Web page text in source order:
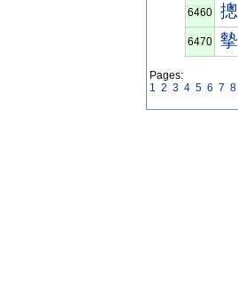
6460 摠
6470 摰
Pages:
1 2 3 4 5 6 7 8